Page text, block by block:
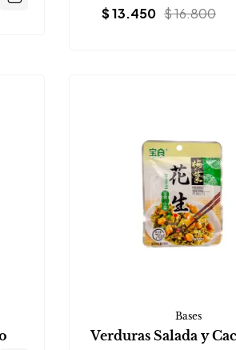
$16.800
$13.450
Bases
Verduras Salada y